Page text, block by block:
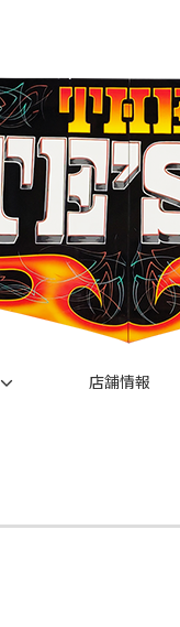
店舗情報